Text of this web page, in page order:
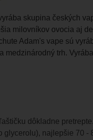
skupina českých
milovníkov ovocia aj
Adam's vape sú
medzinárodný trh.
dôkladne pretrepte.
glycerolu), najlepšie 70 -